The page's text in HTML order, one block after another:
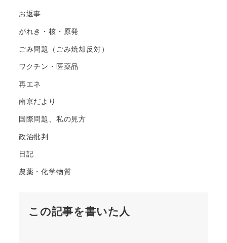
お返事
がれき・核・原発
ごみ問題（ごみ焼却反対）
ワクチン・医薬品
再エネ
南京だより
国際問題、私の見方
政治批判
日記
農薬・化学物質
この記事を書いた人